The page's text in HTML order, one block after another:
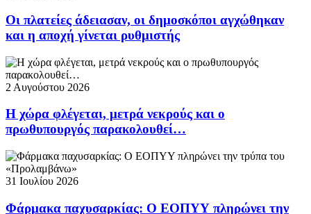
Οι πλατείες άδειασαν, οι δημοσκόποι αγχώθηκαν
και η αποχή γίνεται ρυθμιστής
2 Αυγούστου 2026
Η χώρα φλέγεται, μετρά νεκρούς και ο
πρωθυπουργός παρακολουθεί…
31 Ιουλίου 2026
Φάρμακα παχυσαρκίας: Ο ΕΟΠΥΥ πληρώνει την